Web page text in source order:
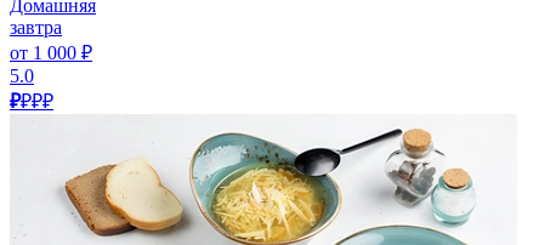
Домашняя
завтра
от 1 000 ₽
5.0
₽₽₽₽